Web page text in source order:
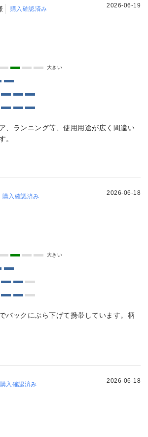
購入確認済み 2026-06-19
大きい
、ランニング等、使用用途が広く間違い
。
購入確認済み 2026-06-18
大きい
バックにぶら下げて携帯しています。柄
購入確認済み 2026-06-18